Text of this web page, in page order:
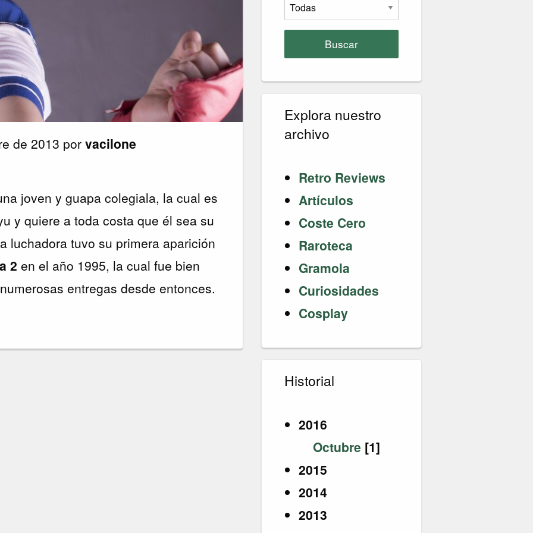
Buscar
Explora nuestro
archivo
Retro Reviews
Artículos
Coste Cero
Raroteca
Gramola
Curiosidades
Cosplay
Historial
2016
Octubre [1]
2015
2014
2013
de 2013 porvacilone
joven y guapa colegiala, la cual es
y quiere a toda costa que él sea su
luchadora tuvo su primera aparición
2 en el año 1995, la cual fue bien
entregas desde entonces.